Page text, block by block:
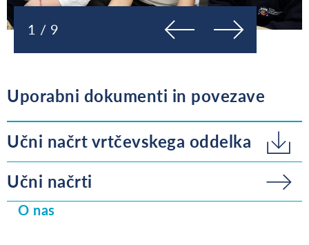
1 / 9 Naslednja
Uporabni dokumenti in povezave
Učni načrt vrtčevskega oddelka
Učni načrti
O nas